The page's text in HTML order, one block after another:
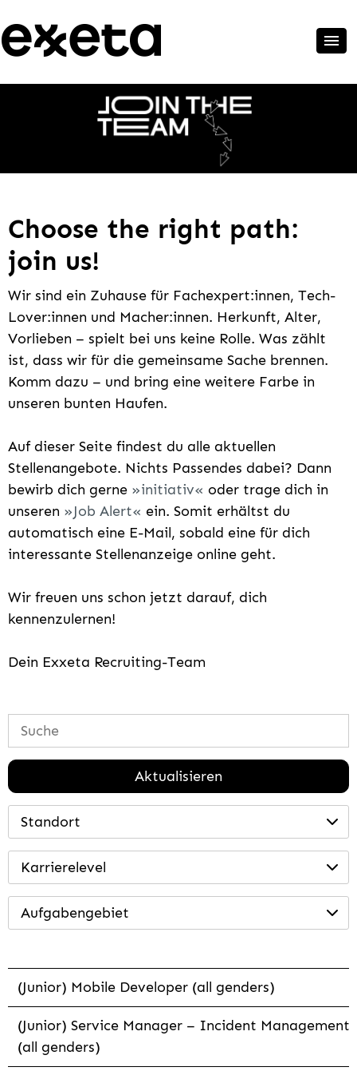
Choose the right path:
join us!
Wir sind ein Zuhause für Fachexpert:innen, Tech-
Lover:innen und Macher:innen. Herkunft, Alter,
Vorlieben – spielt bei uns keine Rolle. Was zählt
ist, dass wir für die gemeinsame Sache brennen.
Komm dazu – und bring eine weitere Farbe in
unseren bunten Haufen.
Auf dieser Seite findest du alle aktuellen
Stellenangebote. Nichts Passendes dabei? Dann
bewirb dich gerne
initiativ
oder trage dich in
unseren
Job Alert
ein. Somit erhältst du
automatisch eine E-Mail, sobald eine für dich
interessante Stellenanzeige online geht.
Wir freuen uns schon jetzt darauf, dich
kennenzulernen!
Dein Exxeta Recruiting-Team
Aktualisieren
Standort
Karrierelevel
Aufgabengebiet
(Junior) Mobile Developer (all genders)
(Junior) Service Manager – Incident Management
(all genders)